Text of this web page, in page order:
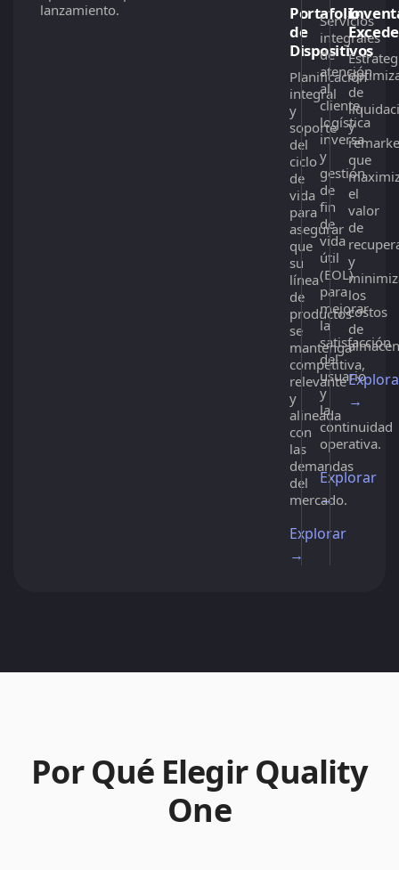
lanzamiento.
Portafolio
de
Dispositivos
Planificación
integral
y
soporte
del
ciclo
de
vida
para
asegurar
que
su
línea
de
productos
se
mantenga
competitiva,
relevante
y
alineada
con
las
demandas
del
mercado.
Explorar
→
Servicios
integrales
de
atención
al
cliente,
logística
inversa
y
gestión
de
fin
de
vida
útil
(EOL)
para
mejorar
la
satisfacción
del
usuario
y
la
continuidad
operativa.
Explorar
→
de
y
que
el
valor
de
y
los
costos
de
→
Por Qué Elegir Quality
One